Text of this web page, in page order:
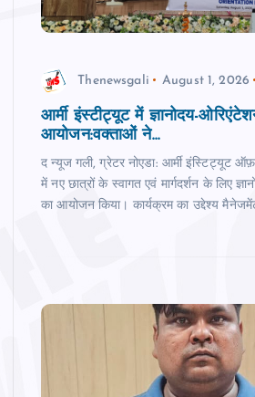
Thenewsgali August 1, 2026
आर्मी इंस्टीट्यूट में ज्ञानोदय-
आयोजन:वक्‍ताओं ने...
द न्‍यूज गली, ग्रेटर नोएडा: आर्मी इंस्टिट्यूट
में नए छात्रों के स्वागत एवं मार्गदर्शन के लिए
का आयोजन किया। कार्यक्रम का उद्देश्य